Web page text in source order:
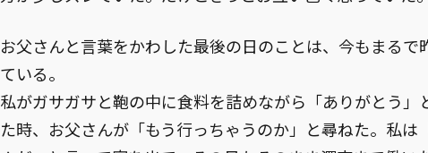
お父さんと言葉をかわした最後の日のことは、今もまるで
ている。
私がガサガサと鞄の中に食料を詰めながら「ありがとう」
た時、お父さんが「もう行っちゃうのか」と尋ねた。私は